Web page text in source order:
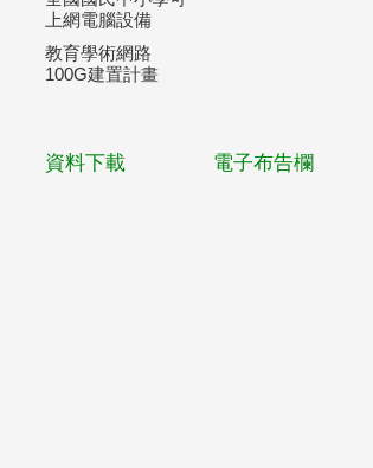
上網電腦設備
教育學術網路
100G建置計畫
資料下載 電子布告欄